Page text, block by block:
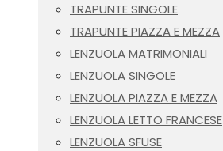
TRAPUNTE SINGOLE
TRAPUNTE PIAZZA E MEZZA
LENZUOLA MATRIMONIALI
LENZUOLA SINGOLE
LENZUOLA PIAZZA E MEZZA
LENZUOLA LETTO FRANCESE
LENZUOLA SFUSE